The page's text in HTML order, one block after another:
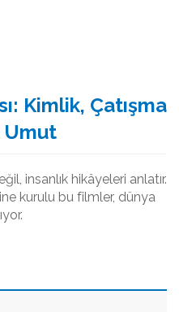
Kimlik, Çatışma
Umut
insanlık hikâyeleri anlatır.
kurulu bu filmler, dünya